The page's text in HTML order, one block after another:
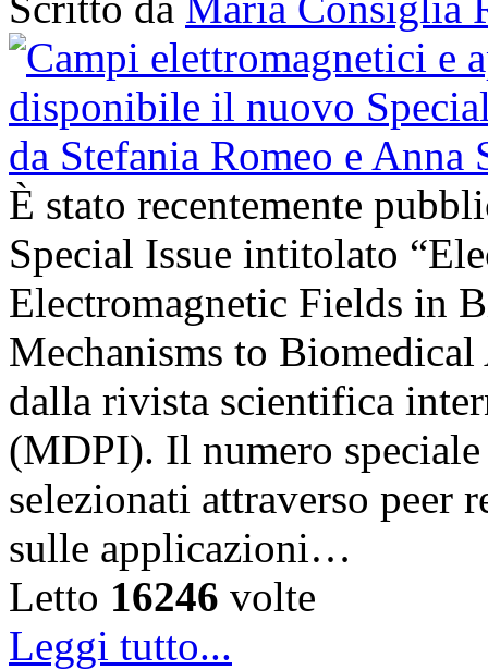
È stato recentemente
Special Issue intitolato
Electromagnetic Fields in
Mechanisms to
dalla rivista scientifica
(MDPI). Il numero
selezionati attraverso peer
sulle applicazioni…
Letto 16246 volte
Leggi tutto...